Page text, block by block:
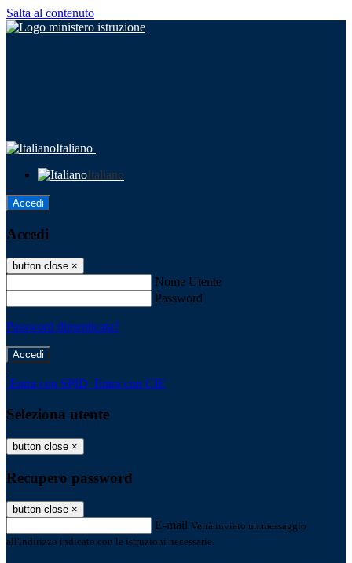
Salta al contenuto
Italiano
Italiano
Accedi
Accedi
button close ×
Nome Utente
Password
Password dimenticata?
-
Entra con SPID Entra con CIE
Seleziona utente
button close ×
Recupero password
button close ×
E-mail Verrà inviato un messaggio
all'indirizzo indicato con le istruzioni necessarie.